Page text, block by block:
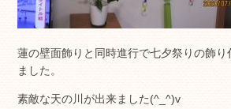
蓮の壁面飾りと同時進行で七夕祭りの飾り
ました。
素敵な天の川が出来ました(^_^)v